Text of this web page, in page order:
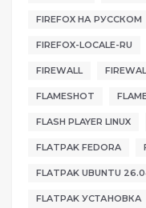
FIREFOX НА РУССКОМ
FIREFOX-LOCALE-RU
FIREWALL
FLAMESHOT
FLASH PLAYER LINUX
FLATPAK FEDORA
FLATPAK UBUNTU
FLATPAK УСТАНОВКА